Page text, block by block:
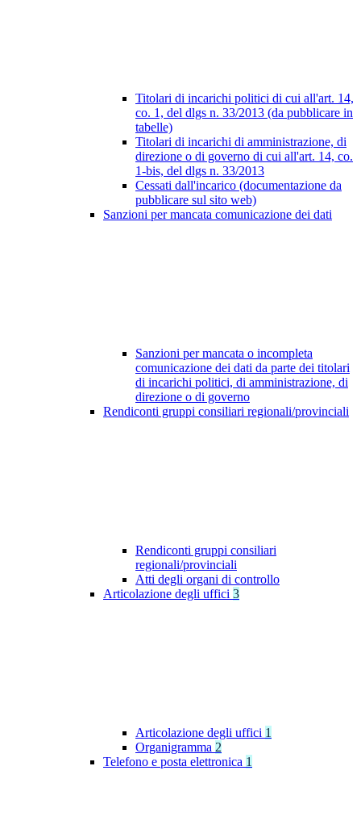
Titolari di incarichi politici di cui all'art. 14,
co. 1, del dlgs n. 33/2013 (da pubblicare in
tabelle)
Titolari di incarichi di amministrazione, di
direzione o di governo di cui all'art. 14, co.
1-bis, del dlgs n. 33/2013
Cessati dall'incarico (documentazione da
pubblicare sul sito web)
Sanzioni per mancata comunicazione dei dati
Sanzioni per mancata o incompleta
comunicazione dei dati da parte dei titolari
di incarichi politici, di amministrazione, di
direzione o di governo
Rendiconti gruppi consiliari regionali/provinciali
Rendiconti gruppi consiliari
regionali/provinciali
Atti degli organi di controllo
Articolazione degli uffici 3
Articolazione degli uffici 1
Organigramma 2
Telefono e posta elettronica 1